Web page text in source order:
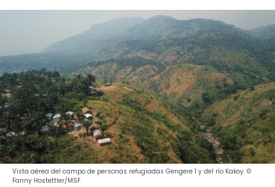
Vista aérea del campo de personas refugiadas Gengere 1 y del río Kakoy. ©
Fanny Hostettler/MSF